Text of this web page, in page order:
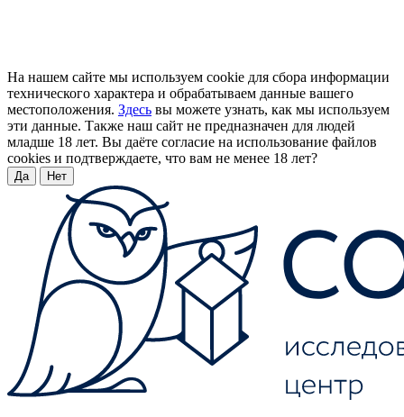
На нашем сайте мы используем cookie для сбора информации
технического характера и обрабатываем данные вашего
местоположения. Здесь вы можете узнать, как мы используем
эти данные. Также наш сайт не предназначен для людей
младше 18 лет. Вы даёте согласие на использование файлов
cookies и подтверждаете, что вам не менее 18 лет?
Да Нет